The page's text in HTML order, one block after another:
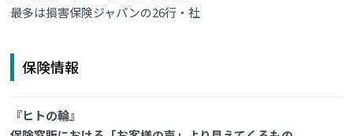
最多は損害保険ジャパンの26行・社
保険情報
『ヒトの輪』